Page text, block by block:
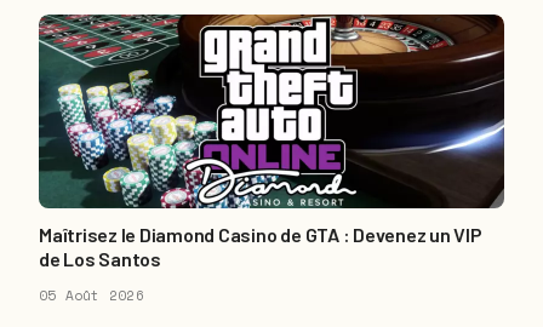
Maîtrisez le Diamond Casino de GTA : Devenez un VIP
de Los Santos
05 Août 2026